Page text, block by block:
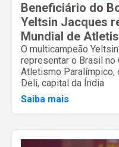
Beneficiário do
Yeltsin Jacques
Mundial de
O multicampeão
representar o Brasil no
Atletismo Paralímpico,
Deli, capital da Índia
Saiba mais